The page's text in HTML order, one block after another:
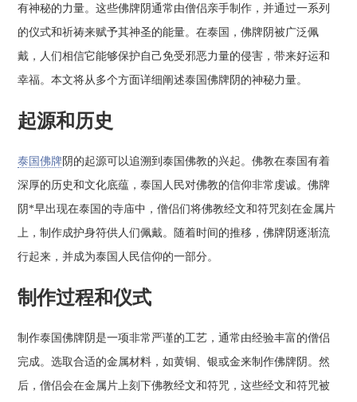
有神秘的力量。这些佛牌阴通常由僧侣亲手制作，并通过一系列
的仪式和祈祷来赋予其神圣的能量。在泰国，佛牌阴被广泛佩
戴，人们相信它能够保护自己免受邪恶力量的侵害，带来好运和
幸福。本文将从多个方面详细阐述泰国佛牌阴的神秘力量。
起源和历史
泰国佛牌 阴的起源可以追溯到泰国佛教的兴起。佛教在泰国有着
深厚的历史和文化底蕴，泰国人民对佛教的信仰非常虔诚。佛牌
阴*早出现在泰国的寺庙中，僧侣们将佛教经文和符咒刻在金属片
上，制作成护身符供人们佩戴。随着时间的推移，佛牌阴逐渐流
行起来，并成为泰国人民信仰的一部分。
制作过程和仪式
制作泰国佛牌阴是一项非常严谨的工艺，通常由经验丰富的僧侣
完成。选取合适的金属材料，如黄铜、银或金来制作佛牌阴。然
后，僧侣会在金属片上刻下佛教经文和符咒，这些经文和符咒被